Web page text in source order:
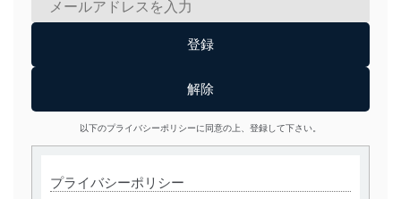
以下のプライバシーポリシーに同意の上、登録して下さい。
プライバシーポリシー